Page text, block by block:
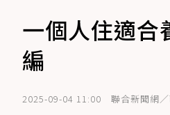
一個人住適合
編
2025-09-04 11:00 聯合新聞網